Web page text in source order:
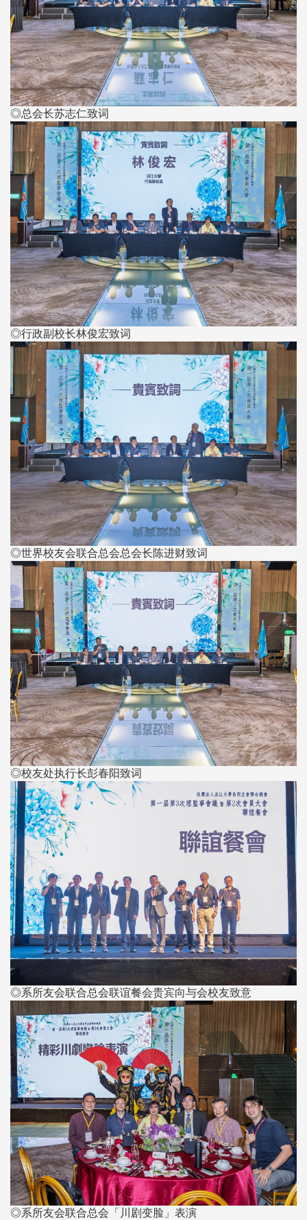
◎总会长苏志仁致词
◎行政副校长林俊宏致词
◎世界校友会联合总会总会长陈进财致词
◎校友处执行长彭春阳致词
◎系所友会联合总会联谊餐会贵宾向与会校友致意​​​​​​​
◎系所友会联合总会「川剧变脸」表演​​​​​​​